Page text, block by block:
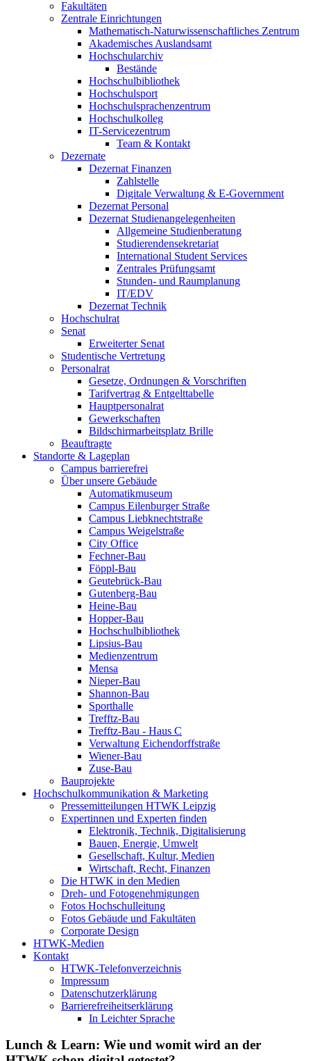
Fakultäten
Zentrale Einrichtungen
Mathematisch-Naturwissenschaftliches Zentrum
Akademisches Auslandsamt
Hochschularchiv
Bestände
Hochschulbibliothek
Hochschulsport
Hochschulsprachenzentrum
Hochschulkolleg
IT-Servicezentrum
Team & Kontakt
Dezernate
Dezernat Finanzen
Zahlstelle
Digitale Verwaltung & E-Government
Dezernat Personal
Dezernat Studienangelegenheiten
Allgemeine Studienberatung
Studierendensekretariat
International Student Services
Zentrales Prüfungsamt
Stunden- und Raumplanung
IT/EDV
Dezernat Technik
Hochschulrat
Senat
Erweiterter Senat
Studentische Vertretung
Personalrat
Gesetze, Ordnungen & Vorschriften
Tarifvertrag & Entgelttabelle
Hauptpersonalrat
Gewerkschaften
Bildschirmarbeitsplatz Brille
Beauftragte
Standorte & Lageplan
Campus barrierefrei
Über unsere Gebäude
Automatikmuseum
Campus Eilenburger Straße
Campus Liebknechtstraße
Campus Weigelstraße
City Office
Fechner-Bau
Föppl-Bau
Geutebrück-Bau
Gutenberg-Bau
Heine-Bau
Hopper-Bau
Hochschulbibliothek
Lipsius-Bau
Medienzentrum
Mensa
Nieper-Bau
Shannon-Bau
Sporthalle
Trefftz-Bau
Trefftz-Bau - Haus C
Verwaltung Eichendorffstraße
Wiener-Bau
Zuse-Bau
Bauprojekte
Hochschulkommunikation & Marketing
Pressemitteilungen HTWK Leipzig
Expertinnen und Experten finden
Elektronik, Technik, Digitalisierung
Bauen, Energie, Umwelt
Gesellschaft, Kultur, Medien
Wirtschaft, Recht, Finanzen
Die HTWK in den Medien
Dreh- und Fotogenehmigungen
Fotos Hochschulleitung
Fotos Gebäude und Fakultäten
Corporate Design
HTWK-Medien
Kontakt
HTWK-Telefonverzeichnis
Impressum
Datenschutzerklärung
Barrierefreiheitserklärung
In Leichter Sprache
Lunch & Learn: Wie und womit wird an der